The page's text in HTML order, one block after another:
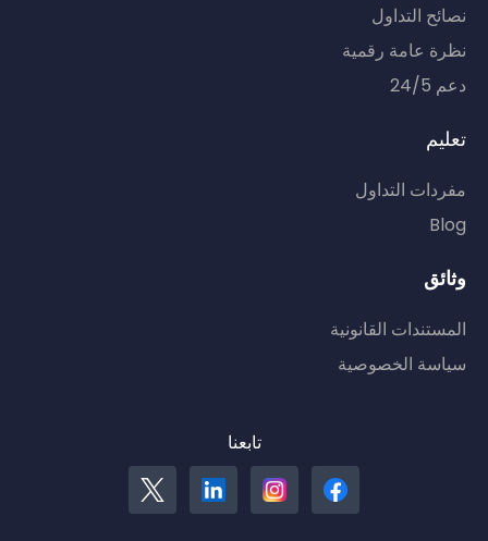
نصائح التداول
نظرة عامة رقمية
دعم 24/5
تعليم
مفردات التداول
Blog
وثائق
المستندات القانونية
سياسة الخصوصية
تابعنا